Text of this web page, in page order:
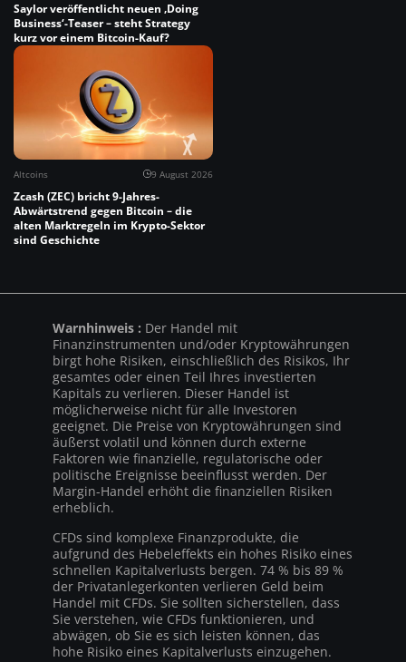
Saylor veröffentlicht neuen ‚Doing
Business‘-Teaser – steht Strategy
kurz vor einem Bitcoin-Kauf?
Altcoins 9 August 2026
Zcash (ZEC) bricht 9-Jahres-
Abwärtstrend gegen Bitcoin – die
alten Marktregeln im Krypto-Sektor
sind Geschichte
Warnhinweis : Der Handel mit
Finanzinstrumenten und/oder Kryptowährungen
birgt hohe Risiken, einschließlich des Risikos, Ihr
gesamtes oder einen Teil Ihres investierten
Kapitals zu verlieren. Dieser Handel ist
möglicherweise nicht für alle Investoren
geeignet. Die Preise von Kryptowährungen sind
äußerst volatil und können durch externe
Faktoren wie finanzielle, regulatorische oder
politische Ereignisse beeinflusst werden. Der
Margin-Handel erhöht die finanziellen Risiken
erheblich.
CFDs sind komplexe Finanzprodukte, die
aufgrund des Hebeleffekts ein hohes Risiko eines
schnellen Kapitalverlusts bergen. 74 % bis 89 %
der Privatanlegerkonten verlieren Geld beim
Handel mit CFDs. Sie sollten sicherstellen, dass
Sie verstehen, wie CFDs funktionieren, und
abwägen, ob Sie es sich leisten können, das
hohe Risiko eines Kapitalverlusts einzugehen.